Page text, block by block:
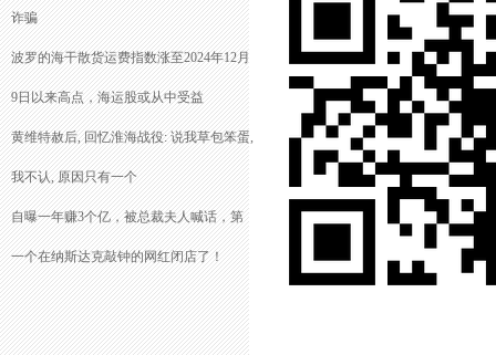
诈骗
波罗的海干散货运费指数涨至2024年12月
9日以来高点，海运股或从中受益
黄维特赦后, 回忆淮海战役: 说我草包笨蛋,
我不认, 原因只有一个
自曝一年赚3个亿，被总裁夫人喊话，第
一个在纳斯达克敲钟的网红闭店了！